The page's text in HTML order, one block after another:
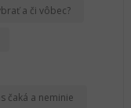
a či vôbec?
čaká a neminie